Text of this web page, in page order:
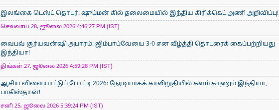
இலங்கை டெஸ்ட் தொடர்: ஷுப்மன் கில் தலைமையில் இந்திய கிரிக்கெட் அணி அறிவிப்பு!
செவ்வாய் 28, ஜூலை 2026 4:46:27 PM (IST)
வைபவ் சூர்யவன்ஷி அபாரம்: ஜிம்பாப்வேயை 3-0 என வீழ்த்தி தொடரைக் கைப்பற்றியது
இந்தியா!
திங்கள் 27, ஜூலை 2026 4:59:28 PM (IST)
ஆசிய விளையாட்டுப் போட்டி 2026: நேரடியாகக் காலிறுதியில் களம் காணும் இந்தியா,
பாகிஸ்தான்!
சனி 25, ஜூலை 2026 5:39:24 PM (IST)